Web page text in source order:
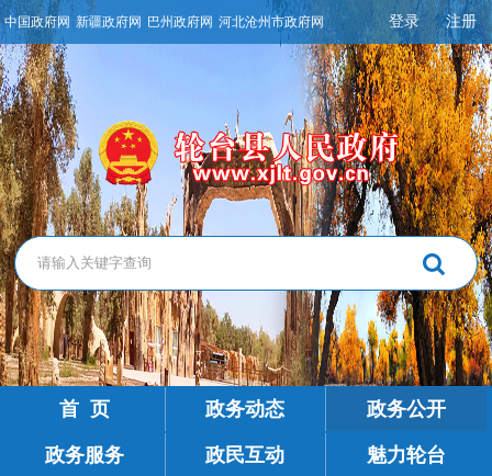
中国政府网 新疆政府网 巴州政府网 河北沧州市政府网 登录 注册
首 页 政务动态 政务公开
政务服务 政民互动 魅力轮台